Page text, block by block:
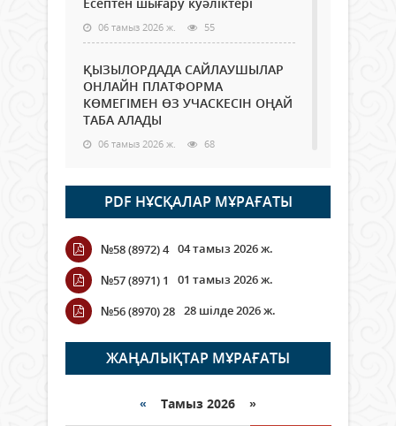
06 тамыз 2026 ж. 55
ҚЫЗЫЛОРДАДА САЙЛАУШЫЛАР
ОНЛАЙН ПЛАТФОРМА
КӨМЕГІМЕН ӨЗ УЧАСКЕСІН ОҢАЙ
ТАБА АЛАДЫ
06 тамыз 2026 ж. 68
Open Air: Қызылорда облысы
полиция департаменті 20
мыңнан астам көрерменнің
қауіпсіздігін қамтамасыз етті
06 тамыз 2026 ж.
Wi-Fi ҚАБЫРҒА АРҚЫЛЫ ҚАЛАЙ
ӨТЕДІ?
06 тамыз 2026 ж. 251
граждане Казахстана,
PDF НҰСҚАЛАР МҰРАҒАТЫ
№58 (8972) 4 04 тамыз 2026 ж.
№57 (8971) 1
01 тамыз 2026 ж.
№56 (8970) 28 28 шілде 2026 ж.
ЖАҢАЛЫҚТАР МҰРАҒАТЫ
« Тамыз 2026 »